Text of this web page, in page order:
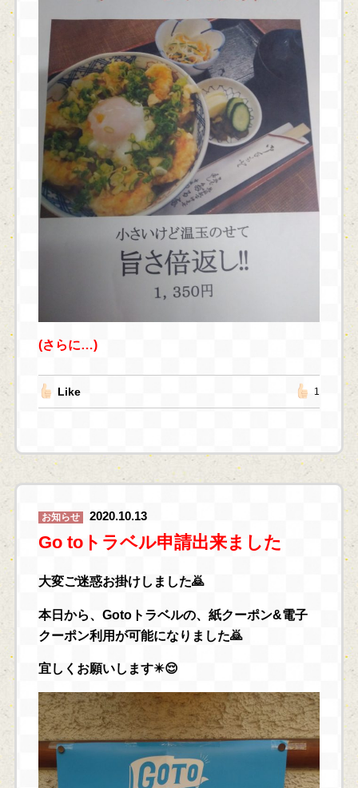
(さらに…)
Like 1
お知らせ 2020.10.13
Go toトラベル申請出来ました
大変ご迷惑お掛けしました🙇
本日から、Gotoトラベルの、紙クーポン&電子
クーポン利用が可能になりました🙇
宜しくお願いします✴️😌